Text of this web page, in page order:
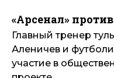
«Арсенал»
Главный тренер
Аленичев и
участие в